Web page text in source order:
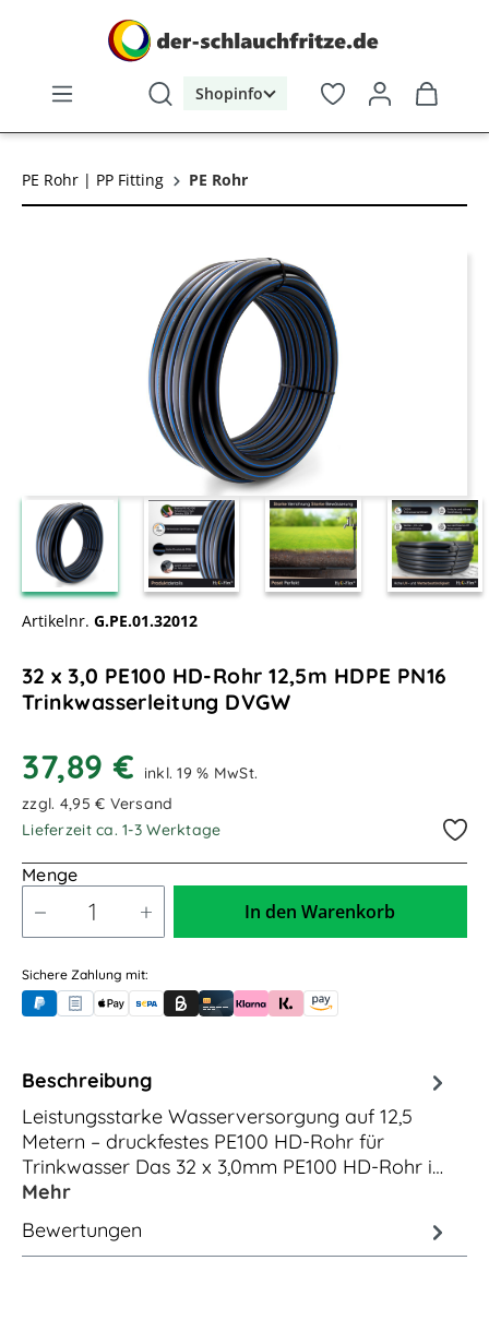
Shopinfo
PE Rohr | PP Fitting PE Rohr
Bildergalerie überspringen
Artikelnr. G.PE.01.32012
32 x 3,0 PE100 HD-Rohr 12,5m HDPE PN16
Trinkwasserleitung DVGW
37,89 €
inkl. 19 % MwSt.
zzgl. 4,95 € Versand
Lieferzeit ca. 1-3 Werktage
Menge
In den Warenkorb
Sichere Zahlung mit:
PayPalRechnungskauf (für Behörden)
Apple PayBanküberweisung (vorab)
Rechnungskauf (Billie)
Kreditkarte
Rechnung oder Ratenkauf (Klarna)
Sofortüberweisung (Klarna)
Amazon Pay
Beschreibung
Leistungsstarke Wasserversorgung auf 12,5
Metern – druckfestes PE100 HD-Rohr für
Trinkwasser Das 32 x 3,0mm PE100 HD-Rohr i…
Mehr
Bewertungen